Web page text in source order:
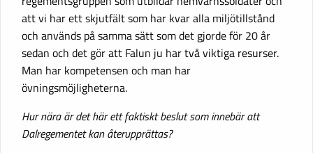
att vi har ett skjutfält som har kvar alla miljötillstånd
och används på samma sätt som det gjorde för 20 år
sedan och det gör att Falun ju har två viktiga resurser.
Man har kompetensen och man har
övningsmöjligheterna.
Hur nära är det här ett faktiskt beslut som innebär att
Dalregementet kan återupprättas?